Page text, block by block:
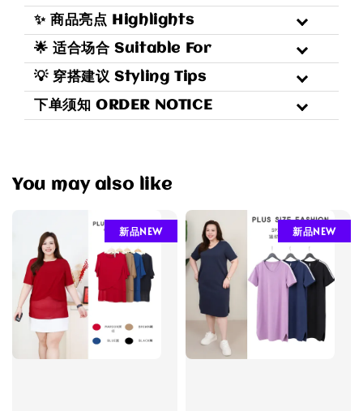
✨ 商品亮点 Highlights
🌟 适合场合 Suitable For
💡 穿搭建议 Styling Tips
下单须知 ORDER NOTICE
You may also like
新品NEW 新品NEW